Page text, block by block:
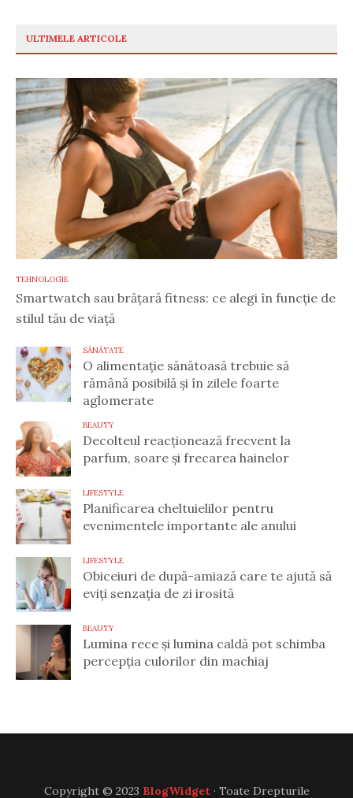
ULTIMELE ARTICOLE
TEHNOLOGIE
Smartwatch sau brățară fitness: ce alegi în funcție de
stilul tău de viață
SĂNĂTATE
O alimentație sănătoasă trebuie să
rămână posibilă și în zilele foarte
aglomerate
BEAUTY
Decolteul reacționează frecvent la
parfum, soare și frecarea hainelor
LIFESTYLE
Planificarea cheltuielilor pentru
evenimentele importante ale anului
LIFESTYLE
Obiceiuri de după-amiază care te ajută să
eviți senzația de zi irosită
BEAUTY
Lumina rece și lumina caldă pot schimba
percepția culorilor din machiaj
Copyright © 2023 BlogWidget· Toate Drepturile